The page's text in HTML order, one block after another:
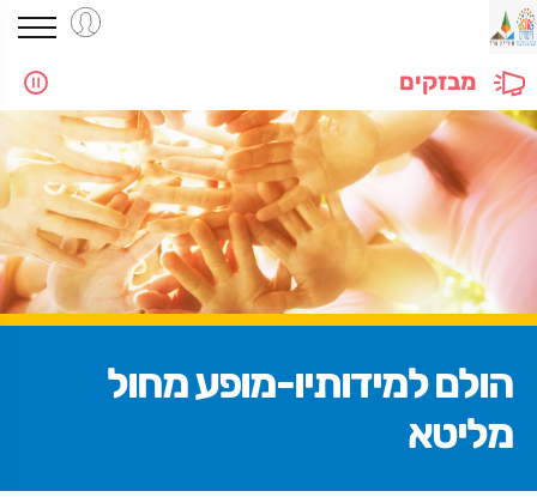
מבזקים
הולם למידותיו-מופע מחול
מליטא